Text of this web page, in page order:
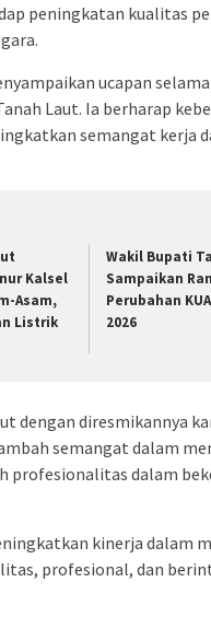
peningkatan kualitas
ucapan
Laut. Ia berharap
semangat kerja
Kalsel
Asam,
Listrik
Wakil Bupati
Sampaikan
Perubahan KUA
2026
dengan diresmikannya
semangat dalam
profesionalitas dalam
kinerja dalam
profesional, dan